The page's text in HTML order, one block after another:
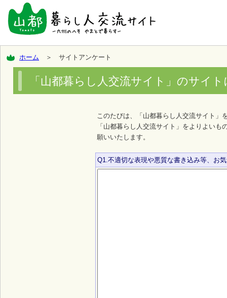
ホーム ＞ サイトアンケート
「山都暮らし人交流サイト」のサイ
このたびは、「山都暮らし人交流サイト」
「山都暮らし人交流サイト」をよりよい
願いいたします。
Q1.不適切な表現や悪質な書き込み等、お